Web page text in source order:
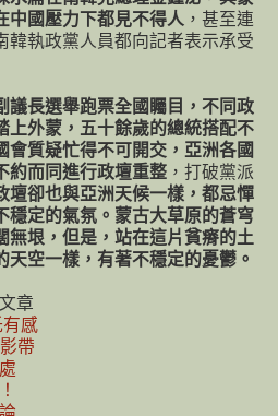
中國壓力下都見不得人 ，甚至連
韓執政黨人員都向記者表示承受
議長選舉跑票全國矚目，不同政
上外蒙，五十餘歲的總統搭配不
會質疑忙得不可開交，亞洲各國
約而同進行政壇重整 ，打破黨派
壇卻也與亞洲天候一樣，都忌憚
穩定的氣氛。蒙古大草原的蒼穹
無垠，但是，站在這片貧瘠的土
空一樣，有著不穩定的憂鬱。
章
感
帶